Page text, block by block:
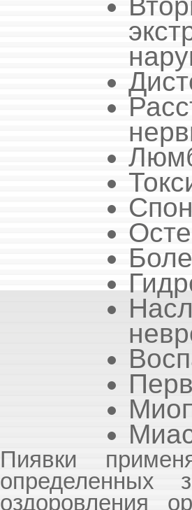
Пиявки
оздоровления